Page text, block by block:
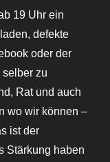
19 Uhr ein
defekte
oder der
zu
Rat und auch
wo wir können –
ist der
Stärkung haben